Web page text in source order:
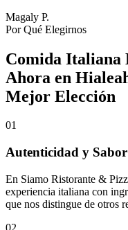
Magaly P.
Por Qué Elegirnos
Comida Italiana
Ahora en
Mejor Elección
01
Autenticidad y
En Siamo Ristorante &
experiencia italiana con
que nos distingue de otros
02